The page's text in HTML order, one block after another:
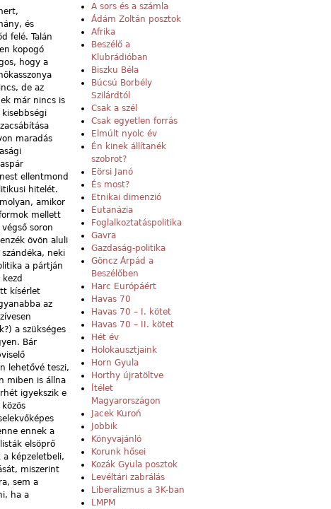
és
felé. Talán
kopogó
hogy a
de az
már nincs is
maradás
ellentmond
hitelét.
amikor
mellett
soron
övön aluli
neki
a pártján
kísérlet
az
a szükséges
Bár
lehetővé teszi,
miben is állna
igyekszik e
ennek a
elsöprő
képzeletbeli,
miszerint
sem a
ha a
A sors és a számla
Ádám Zoltán posztok
Afrika
Beszélő a
Klubrádióban
Biszku Béla
Búcsú Borbély
Szilárdtól
Csak a szél
Csak egyetlen forrás
Elmúlt nyolc év
Én kinek állítanék
szobrot?
Eörsi Janó
És most?
Etnikai dimenzió
Eutanázia
Foglalkoztatáspolitika
Gavra
Gazdaság-politika
Göncz Árpád a
Beszélőben
Harc Európáért
Havas 70
Havas 70 – I. kötet
Havas 70 – II. kötet
Hét év
Holokausztjaink
Horn Gyula
Horthy újratöltve
Ítélet
Magyarországon
Jacek Kuroń
Jobbik
Könyvajánló
Korunk hősei
Kozák Gyula posztok
Levéltári zabrálás
Liberalizmus a 3K-ban
LMPM